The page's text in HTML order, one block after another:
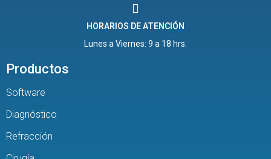
HORARIOS DE ATENCIÓN
Lunes a Viernes: 9 a 18 hrs.
Productos
Software
Diagnóstico
Refracción